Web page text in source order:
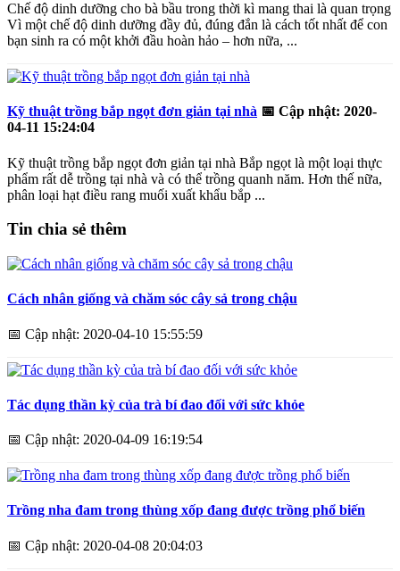
Chế độ dinh dưỡng cho bà bầu trong thời kì mang thai là quan trọng
Vì một chế độ dinh dưỡng đầy đủ, đúng đắn là cách tốt nhất để con
bạn sinh ra có một khởi đầu hoàn hảo – hơn nữa, ...
Kỹ thuật trồng bắp ngọt đơn giản tại nhà 📅 Cập nhật: 2020-
04-11 15:24:04
Kỹ thuật trồng bắp ngọt đơn giản tại nhà Bắp ngọt là một loại thực
phẩm rất dễ trồng tại nhà và có thể trồng quanh năm. Hơn thế nữa,
phân loại hạt điều rang muối xuất khẩu bắp ...
Tin chia sẻ thêm
Cách nhân giống và chăm sóc cây sả trong chậu
📅 Cập nhật: 2020-04-10 15:55:59
Tác dụng thần kỳ của trà bí đao đối với sức khỏe
📅 Cập nhật: 2020-04-09 16:19:54
Trồng nha đam trong thùng xốp đang được trồng phổ biến
📅 Cập nhật: 2020-04-08 20:04:03